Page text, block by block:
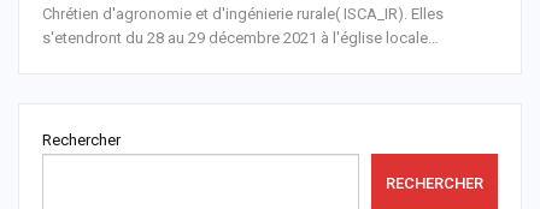
Chrétien d'agronomie et d'ingénierie rurale( ISCA_IR). Elles
s'etendront du 28 au 29 décembre 2021 à l'église locale
Rechercher
RECHERCHER